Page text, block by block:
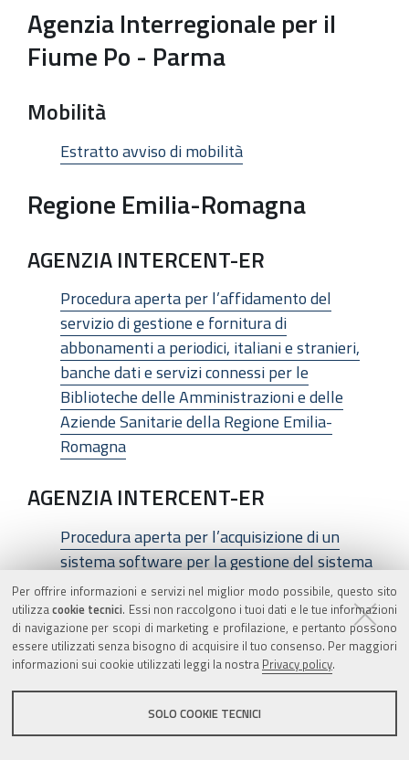
Per offrire informazioni e servizi nel miglior modo possibile, questo sito
utilizzacookie tecnici. Essi non raccolgono i tuoi dati e le tue informazioni
di navigazione per scopi di marketing e profilazione, e pertanto possono
essere utilizzati senza bisogno di acquisire il tuo consenso. Per maggiori
informazioni sui cookie utilizzati leggi la nostra Privacy policy.
SOLO COOKIE TECNICI
Agenzia Interregionale per il
Fiume Po - Parma
Mobilità
Estratto avviso di mobilità
Regione Emilia-Romagna
AGENZIA INTERCENT-ER
Procedura aperta per l’affidamento del
servizio di gestione e fornitura di
abbonamenti a periodici, italiani e stranieri,
banche dati e servizi connessi per le
Biblioteche delle Amministrazioni e delle
Aziende Sanitarie della Regione Emilia-
Romagna
AGENZIA INTERCENT-ER
Procedura aperta per l’acquisizione di un
sistema software per la gestione del sistema
informativo del Servizio Trasfusionale delle
Aziende della Regione Emilia-Romagna e dei
relativi servizi
AGENZIA INTERCENT-ER
Procedura aperta per il servizio di Tesoreria